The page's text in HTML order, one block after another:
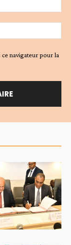
:*
:
navigateur pour la